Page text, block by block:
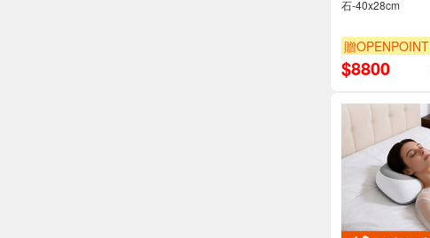
石-40x28cm
贈OPENPOINT
$8800